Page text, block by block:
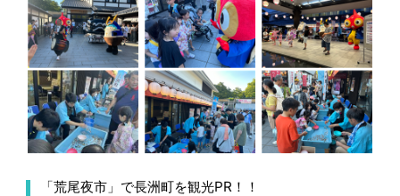
「荒尾夜市」で長洲町を観光PR！！